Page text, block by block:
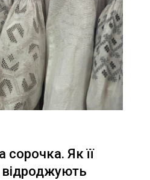
сорочка. Як її